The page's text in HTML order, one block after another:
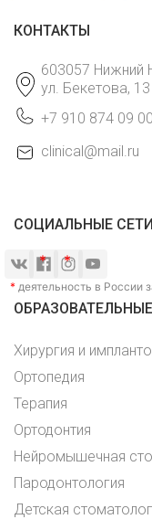
КОНТАКТЫ
603057 Нижний
ул. Бекетова, 13
+7 910 874 09 00
clinical@mail.ru
СОЦИАЛЬНЫЕ СЕТИ
* деятельность в России
Хирургия и
Ортопедия
Терапия
Ортодонтия
Нейромышечная
Пародонтология
Детская